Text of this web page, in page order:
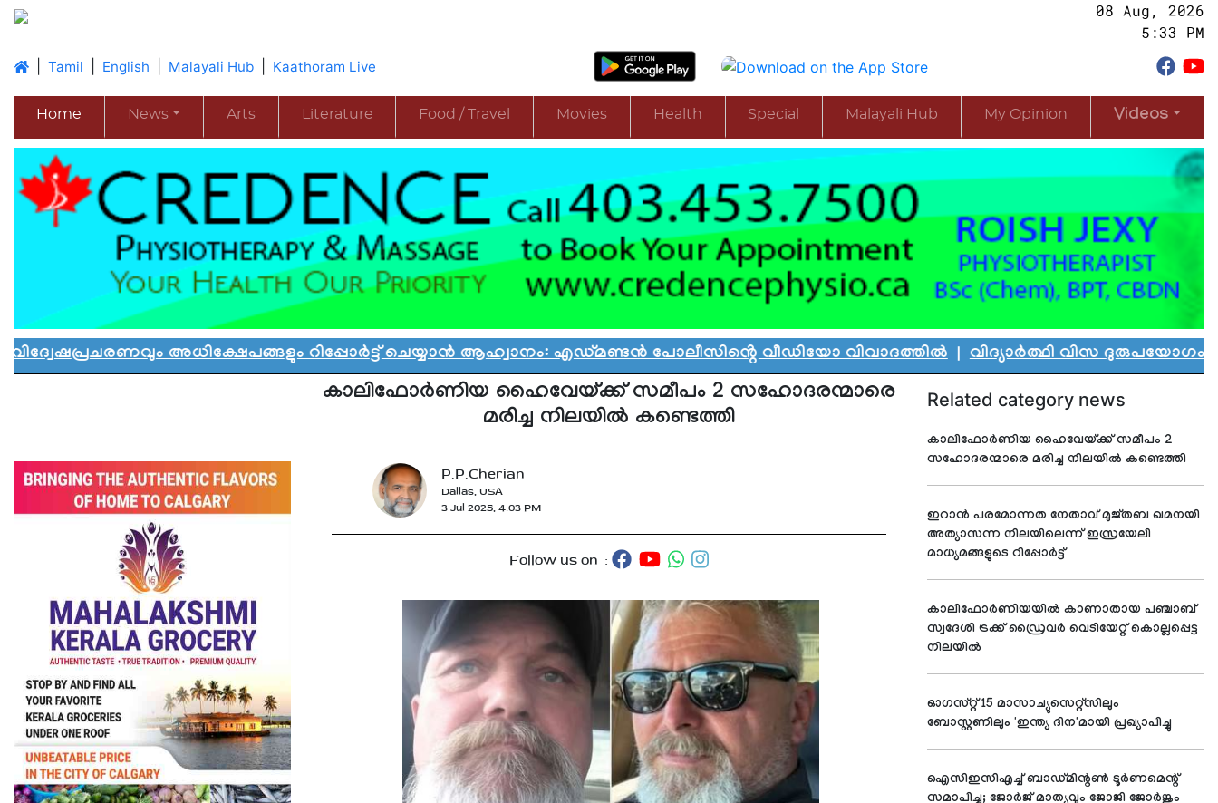
08 Aug, 2026
5:33 PM
|Tamil English Malayali Hub Kaathoram Live
Home News Arts Literature Food / Travel Movies Health Special Malayali Hub My Opinion Videos
അധിക്ഷേപങ്ങളും റിപ്പോർട്ട് ചെയ്യാൻ ആഹ്വാനം: എഡ്മണ്ടൻ പോലീസിൻ്റെ വീഡിയോ വിവാദത്തിൽ|വിദ്യാർത്ഥി വിസ ദുരുപയോഗം ചെയ്ത്
കാലിഫോർണിയ ഹൈവേയ്ക്ക് സമീപം 2 സഹോദരന്മാരെ
മരിച്ച നിലയിൽ കണ്ടെത്തി
P.P.Cherian
Dallas, USA
3 Jul 2025, 4:03 PM
Follow us on :
Related category news
കാലിഫോർണിയ ഹൈവേയ്ക്ക് സമീപം 2
സഹോദരന്മാരെ മരിച്ച നിലയിൽ കണ്ടെത്തി
ഇറാന്‍ പരമോന്നത നേതാവ് മുജ്തബ ഖമനയി
അത്യാസന്ന നിലയിലെന്ന് ഇസ്രയേലി
മാധ്യമങ്ങളുടെ റിപ്പോര്‍ട്ട്
കാലിഫോര്‍ണിയയില്‍ കാണാതായ പഞ്ചാബ്
സ്വദേശി ട്രക്ക് ഡ്രൈവര്‍ വെടിയേറ്റ് കൊല്ലപ്പെട്ട
നിലയില്‍
ഓഗസ്റ്റ് 15 മാസാച്യുസെറ്റ്സിലും
ബോസ്റ്റണിലും 'ഇന്ത്യ ദിന'മായി പ്രഖ്യാപിച്ചു
ഐസിഇസിഎച്ച് ബാഡ്മിന്റണ്‍ ടൂര്‍ണമെന്റ്
സമാപിച്ചു; ജോര്‍ജ് മാത്യുവും ജോജി ജോര്‍ജും